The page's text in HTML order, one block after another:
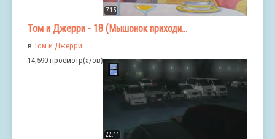
7:15
Том и Джерри - 18 (Мышонок приходи...
в Том и Джерри
14,590 просмотр(а/ов)
22:44